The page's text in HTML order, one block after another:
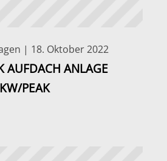
| 18. Oktober 2022
AUFDACH ANLAGE
PEAK